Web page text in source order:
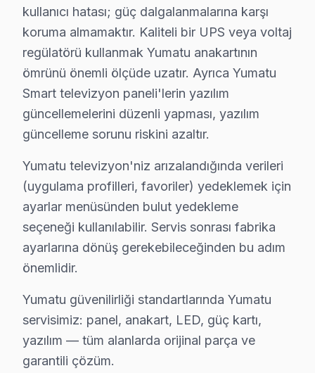
Yumatu TV'lerde Sık Görülen Arızalar
Kağıthane bölgesindeki Yumatu kullanıcılarının
Panel arızası: Kağıthane'de Yumatu LED panellerin
Anakart hatası: Kağıthane'de Reparasyon sistemini
Yazılım sorunu: Kağıthane'de LCD ekranlarda daha
» Kağıthane'de tüm Yumatu model ve serilerinde
Kağıthane Yumatu TV Arızaları –
Yumatu panel'niz sorun mu yaşıyor? Kağıthane'de sık
Yumatu akıllı TV'nin ekranı kararmış, ses geliyor —
Yumatu LED TV açılmıyor, standby ışığı yanıp
Yumatu Smart görüntüleme sistemi uygulamaları
Kağıthane'de Yumatu televizyon paneli tamiri için
Yumatu TV Teknik Rehberi: Panel, Teşhis ve
Yumatu televizyonlarınızın tamir ve bakımında
kullanıcı hatası; güç dalgalanmalarına karşı
koruma almamaktır. Kaliteli bir UPS veya voltaj
regülatörü kullanmak Yumatu anakartının
ömrünü önemli ölçüde uzatır. Ayrıca Yumatu
Smart televizyon paneli'lerin yazılım
güncellemelerini düzenli yapması, yazılım
güncelleme sorunu riskini azaltır.
Yumatu televizyon'niz arızalandığında verileri
(uygulama profilleri, favoriler) yedeklemek için
ayarlar menüsünden bulut yedekleme
seçeneği kullanılabilir. Servis sonrası fabrika
ayarlarına dönüş gerekebileceğinden bu adım
önemlidir.
Yumatu güvenilirliği standartlarında Yumatu
servisimiz: panel, anakart, LED, güç kartı,
yazılım — tüm alanlarda orijinal parça ve
garantili çözüm.